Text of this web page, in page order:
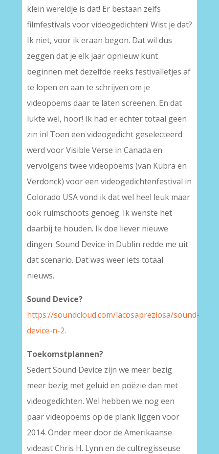
klein wereldje is dat! Er bestaan zelfs
filmfestivals voor videogedichten! Wist je dat?
Ik niet, voor ik eraan begon. Dat wil dus
zeggen dat je elk jaar opnieuw kunt
beginnen met dezelfde reeks festivalletjes af
te lopen en aan te schrijven om je
videopoems daar te laten screenen. En dat
lukte wel, hoor! Ik had er echter totaal geen
zin in! Toen een videogedicht geselecteerd
werd voor Visible Verse in Canada en
vervolgens twee videopoems (van Kubra en
Verdonck) voor een videogedichtenfestival in
Colorado USA vond ik dat wel heel leuk maar
ook ruimschoots genoeg. Ik wenste het
daarbij te houden. Ik doe liever nieuwe
dingen. Sound Device in Dublin redde me uit
dat scenario. Dat was weer iets totaal
nieuws.
Sound Device?
https://soundcloud.com/lacosapreziosa/sound-
device-n-2.
Toekomstplannen?
Sedert Sound Device zijn we meer bezig
meer bezig met geluid en poëzie dan met
videogedichten. Wel hebben we nog een
paar videopoems op de plank liggen voor
2014. Onder meer door de Amerikaanse
videast Chris H. Lynn en de cultregisseuse